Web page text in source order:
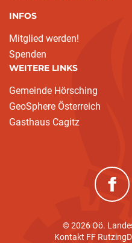
INFOS
Mitglied werden!
Spenden
WEITERE LINKS
Gemeinde Hörsching
GeoSphere Österreich
Gasthaus Cagitz
© 2026 Oö.
Kontakt FF Rutzing